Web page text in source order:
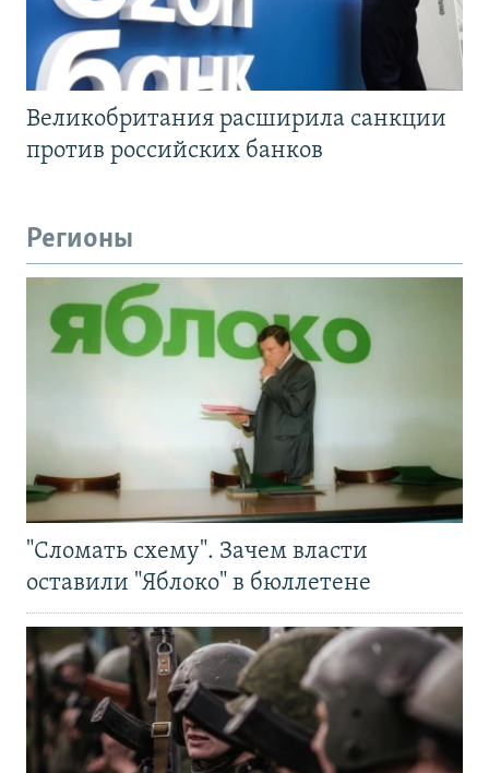
Великобритания расширила санкции
против российских банков
Регионы
"Сломать схему". Зачем власти
оставили "Яблоко" в бюллетене